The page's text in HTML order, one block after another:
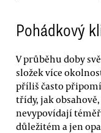
Pohádkový
V průběhu doby
složek více
příliš často
třídy, jak
nevypovídají
důležitém a jen